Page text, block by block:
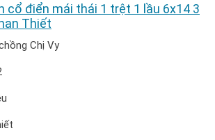
cổ điển mái thái 1 trệt 1 lầu 6x14 3
Thiết
Chị Vy